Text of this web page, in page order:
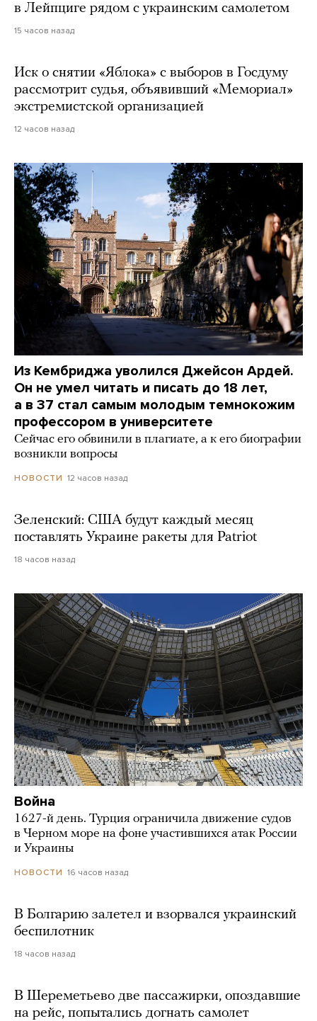
в Лейпциге рядом с украинским самолетом
15 часов назад
Иск о снятии «Яблока» с выборов в Госдуму
рассмотрит судья, объявивший «Мемориал»
экстремистской организацией
12 часов назад
Из Кембриджа уволился Джейсон Ардей.
Он не умел читать и писать до 18 лет,
а в 37 стал самым молодым темнокожим
профессором в университете
Сейчас его обвинили в плагиате, а к его биографии
возникли вопросы
НОВОСТИ 12 часов назад
Зеленский: США будут каждый месяц
поставлять Украине ракеты для Patriot
18 часов назад
Война
1627-й день. Турция ограничила движение судов
в Черном море на фоне участившихся атак России
и Украины
НОВОСТИ 16 часов назад
В Болгарию залетел и взорвался украинский
беспилотник
18 часов назад
В Шереметьево две пассажирки, опоздавшие
на рейс, попытались догнать самолет